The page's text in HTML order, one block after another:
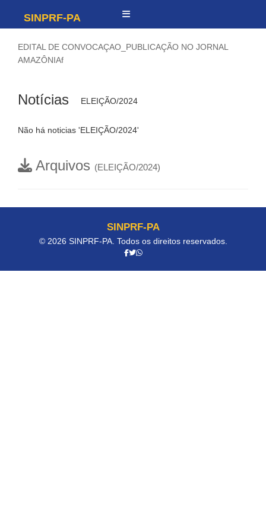
SINPRF-PA
EDITAL DE CONVOCAÇAO_PUBLICAÇÃO NO JORNAL
AMAZÔNIAf
Notícias ELEIÇÃO/2024
Não há noticias 'ELEIÇÃO/2024'
Arquivos (ELEIÇÃO/2024)
SINPRF-PA
© 2026 SINPRF-PA. Todos os direitos reservados.